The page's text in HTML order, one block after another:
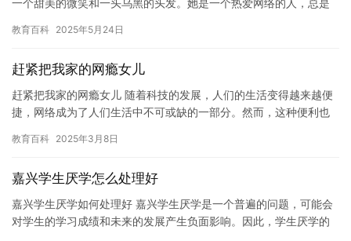
一个甜美的微笑和一头乌黑的头发。她是一个热爱网络的人，总是
不…
教育百科 2025年5月24日
赶紧把我家的网瘾女儿
赶紧把我家的网瘾女儿 随着科技的发展，人们的生活变得越来越便
捷，网络成为了人们生活中不可或缺的一部分。然而，这种便利也
…
教育百科 2025年3月8日
嘉兴学生厌学怎么处理好
嘉兴学生厌学如何处理好 嘉兴学生厌学是一个普遍的问题，可能会
对学生的学习成绩和未来的发展产生负面影响。因此，学生厌学的